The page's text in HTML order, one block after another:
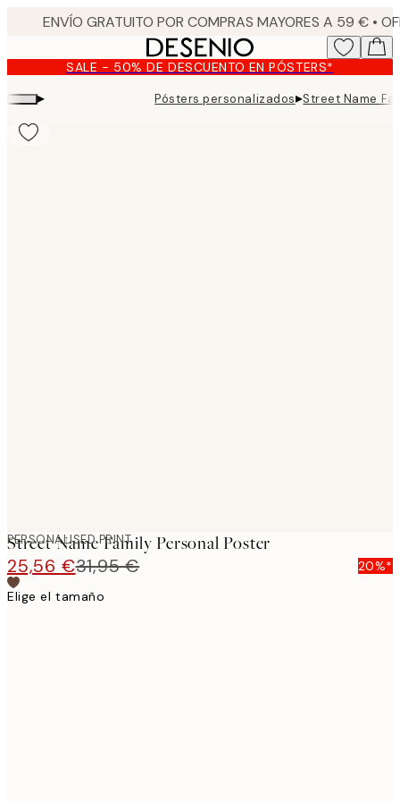
content.SALE - 50% DE DESCUENTO EN PÓSTERS*
▸ Pósters personalizados▸Street Name
PERSONALISED PRINT
Street Name Family Personal Poster
25,56 €31,95 €
20%*
Elige el tamaño